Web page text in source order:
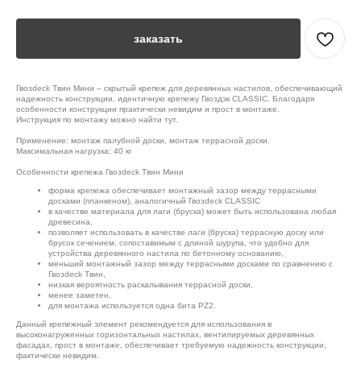
заказать
Гвозdeck Твин Мини – скрытый крепеж для деревянных настилов, обеспечивающий
надежность конструкции, идентичную крепежу Гвоздэк CLASSIC. Благодаря
особенности конструкции практически невидим и прост в монтаже.
Инструкция по монтажу можно найти тут.
Применение: монтаж палубной доски, монтаж террасной доски.
Максимальная нагрузка: 40 кг
Особенности крепежа Гвозdeck Твин Мини
форма крепежа обеспечивает монтажный зазор между террасными
досками (планкеном), аналогичный Гвозdeck CLASSIC
в качестве материала для лаги (бруска) может быть использована любая
древесина,
позволяет использовать в качестве лаги (бруска) террасную доску или
брусок сечением, сопоставимым с длиной шурупа, что удобно для
устройства деревянного настила по бетонному основанию,
меньший монтажный зазор между террасными досками по сравнению с
Гвозdeck Твин,
низкая вероятность раскалывания террасной доски,
менее заметен,
для монтажа используется одна бита PZ2.
Данный крепежный элемент рекомендуется для использования в
высоконагруженных горизонтальных настилах, вентилируемых деревянных
фасадах, прост в монтаже, обеспечивает требуемую надежность конструкции,
фактически невидим.